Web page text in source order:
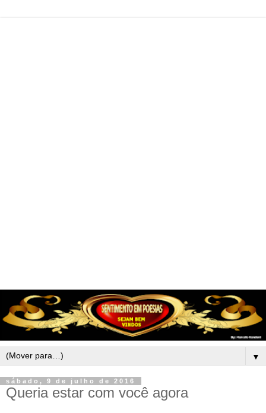
▼
sábado, 9 de julho de 2016
Queria estar com você agora